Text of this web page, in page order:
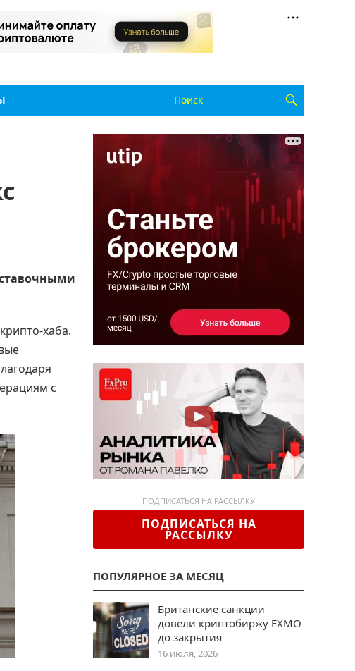
хаба.
с
ПОДПИСАТЬСЯ НА РАССЫЛКУ
ПОДПИСАТЬСЯ НА
РАССЫЛКУ
ПОПУЛЯРНОЕ ЗА МЕСЯЦ
Британские санкции
довели криптобиржу EXMO
до закрытия
16 июля, 2026